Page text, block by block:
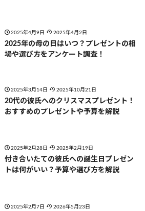
2025年4月9日 2025年4月2日
2025年の母の日はいつ？プレゼントの相
場や選び方をアンケート調査！
2025年3月14日 2025年10月21日
20代の彼氏へのクリスマスプレゼント！
おすすめのプレゼントや予算を解説
2025年2月28日 2025年2月19日
付き合いたての彼氏への誕生日プレゼン
トは何がいい？予算や選び方を解説
2025年2月7日 2026年5月23日